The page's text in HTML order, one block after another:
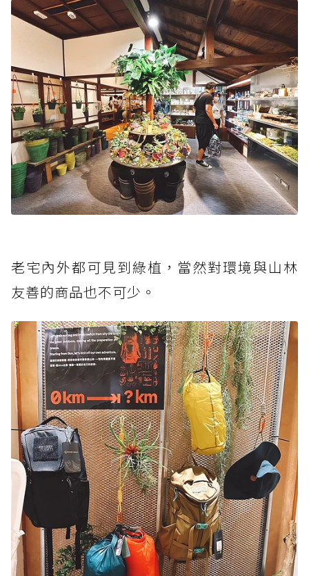
老宅內外都可見到綠植，當然對環境與山林
友善的商品也不可少。